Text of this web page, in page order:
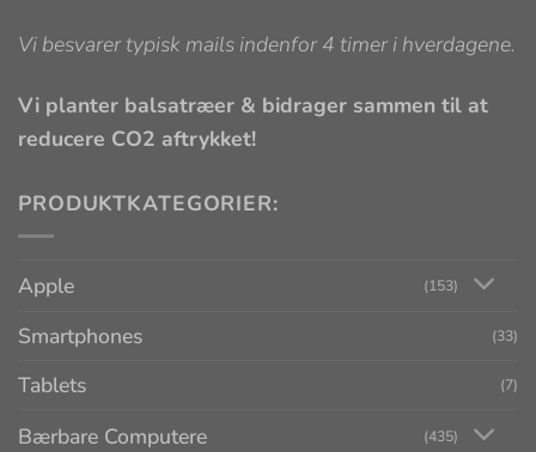
Vi besvarer typisk mails indenfor 4 timer i hverdagene.
Vi planter balsatræer & bidrager sammen til at
reducere CO2 aftrykket!
PRODUKTKATEGORIER:
Apple (153)
Smartphones (33)
Tablets (7)
Bærbare Computere (435)